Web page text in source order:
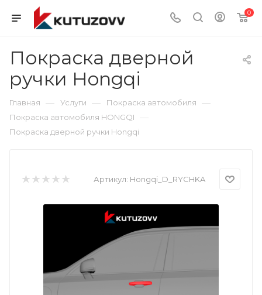
0
Покраска дверной
ручки Hongqi
Главная — Услуги — Покраска автомобиля —
Покраска автомобиля HONGQI —
Покраска дверной ручки Hongqi
Артикул: Hongqi_D_RYCHKA